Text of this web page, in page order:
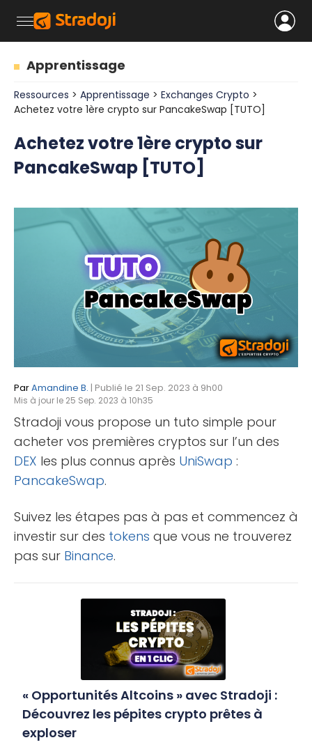
Apprentissage
Ressources > Apprentissage > Exchanges Crypto >
Achetez votre 1ère crypto sur PancakeSwap [TUTO]
Achetez votre 1ère crypto sur
PancakeSwap [TUTO]
ParAmandine B. | Publié le 21 Sep. 2023 à 9h00
Mis à jour le 25 Sep. 2023 à 10h35
Stradoji vous propose un tuto simple pour
acheter vos premières cryptos sur l’un des
DEX les plus connus après UniSwap :
PancakeSwap.
Suivez les étapes pas à pas et commencez à
investir sur des tokens que vous ne trouverez
pas sur Binance.
« Opportunités Altcoins » avec Stradoji :
Découvrez les pépites crypto prêtes à
exploser